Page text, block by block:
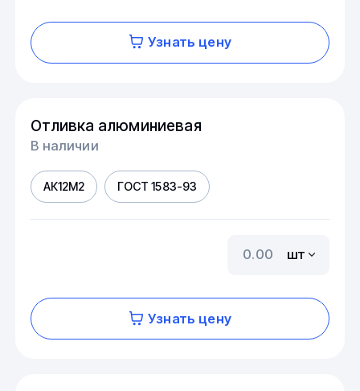
Узнать цену
Отливка алюминиевая
В наличии
АК12М2 ГОСТ 1583-93
шт
Узнать цену